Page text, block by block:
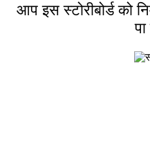
आप इस स्टोरीबोर्ड को